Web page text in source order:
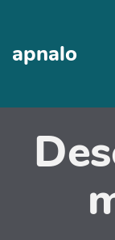
Aller au
apnalo